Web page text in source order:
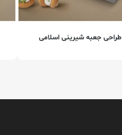
طراحی جعبه شیرینی اسلامی